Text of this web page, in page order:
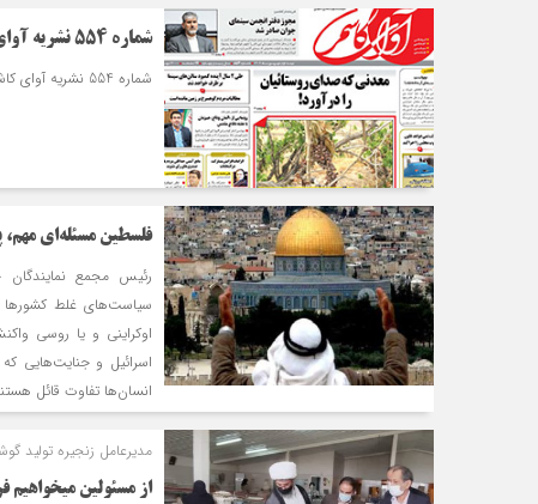
شماره 554 نشریه آوای کاشمر منتشر گردید.
شماره 554 نشریه آوای کاشمر - نیمه دوم شهریور ماه در 12 صفحه منتشر گردید.
فلسطین مسئله‌ای
رئیس مجمع نمایندگان
سیاست‌های غلط کشورها
اسرائیل و
انسان‌ها تفاوت قائل
مدیرعامل زنجیره تولید
از مسئولین میخواهیم